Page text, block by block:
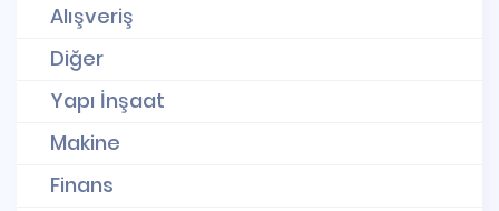
Alışveriş
Diğer
Yapı İnşaat
Makine
Finans